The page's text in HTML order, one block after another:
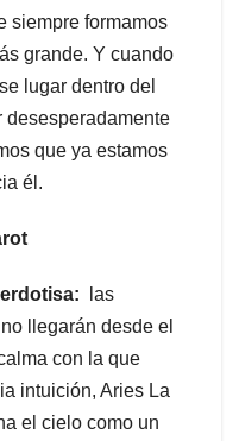
siempre formamos
grande. Y cuando
lugar dentro del
desesperadamente
que ya estamos
él.
las
llegarán desde el
con la que
intuición, Aries La
el cielo como un